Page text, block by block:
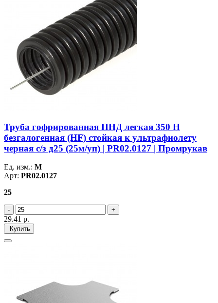
Труба гофрированная ПНД легкая 350 Н
безгалогенная (HF) стойкая к ультрафиолету
черная с/з д25 (25м/уп) | PR02.0127 | Промрукав
Ед. изм.: М
Арт: PR02.0127
25
29.41 р.
Купить